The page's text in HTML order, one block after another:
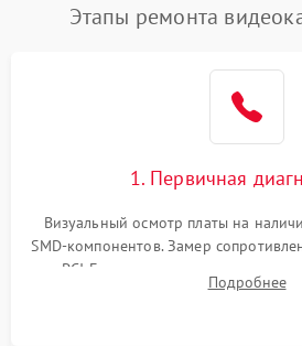
Общие поломки
Механические повреждения
Этапы ремонта
1. Первичная
Визуальный осмотр платы на
SMD-компонентов. Замер
PCI-E и дополнительных
короткое замыкание основных
Подробнее